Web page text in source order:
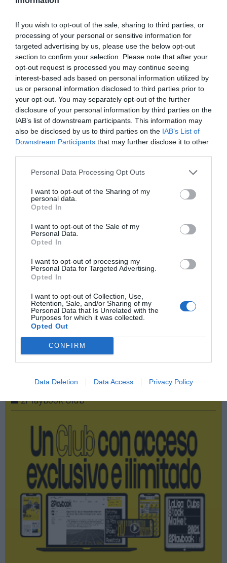
If you wish to opt-out of the sale, sharing to third parties, or
processing of your personal or sensitive information for
targeted advertising by us, please use the below opt-out
section to confirm your selection. Please note that after your
opt-out request is processed you may continue seeing
interest-based ads based on personal information utilized by
us or personal information disclosed to third parties prior to
your opt-out. You may separately opt-out of the further
disclosure of your personal information by third parties on the
IAB’s list of downstream participants. This information may
also be disclosed by us to third parties on the IAB’s List of
Downstream Participants that may further disclose it to other
Personal Data Processing Opt Outs
I want to opt-out of the Sharing of my
personal data.
Opted In
I want to opt-out of the Sale of my
Personal Data.
Opted In
I want to opt-out of processing my
Personal Data for Targeted Advertising.
Opted In
I want to opt-out of Collection, Use,
Retention, Sale, and/or Sharing of my
Personal Data that Is Unrelated with the
Purposes for which it was collected.
Opted Out
CONFIRM
Data Deletion Data Access Privacy Policy
competencia directa dentro del mismo sector sino en la
carrera por contratar un local que despierta interés de
otros sectores que también generan flujos de caja
recurrentes. Es el caso de los supermercados. “Los
gimnasios buscan superficies muy solicitadas, y ahí sí
existe competencia”, comentó.
La segunda edición del encuentro dePRO Fitness
evento organizado por 2Playbook, cuenta con la
colaboración de la Federación Nacional de Empresarios
de Instalaciones Deportivas (FNEID). La cita, dirigida a
profesionales de la industria del fitness, pone en
reflexiones y debate sobre las cuestiones que ocupan el
día a día de los directivos y directivas del sector.
encuentro están algunos de los principales players del
sector, comoBH
Fitness,Matrix,
Añadir 2Playbook
Mantente informado con las últimas noticias de actualidad.
ACTIVAR AHORA
Compartir
2Playbook Club